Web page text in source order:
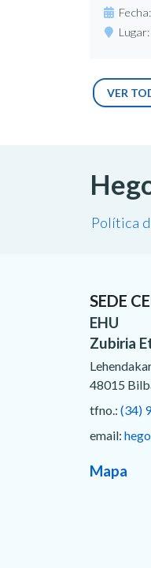
Fecha:
Lugar:
VER
Política
SEDE
EHU
Zubiria
48015
tfno.: (34)
email:
Mapa